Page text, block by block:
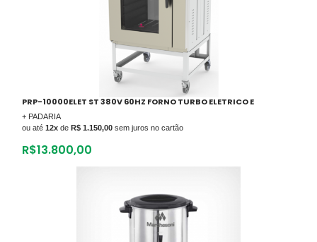
PRP-10000ELET ST 380V 60HZ FORNO TURBO ELETRICO E
+ PADARIA
ou até 12x de R$ 1.150,00 sem juros no cartão
R$13.800,00